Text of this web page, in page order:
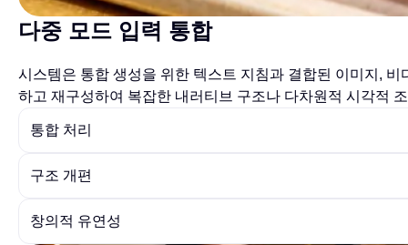
다중 모드 입력 통합
시스템은 통합 생성을 위한 텍스트 지침과 결합된 이미지,
하고 재구성하여 복잡한 내러티브 구조나 다차원적 시각적
통합 처리
구조 개편
창의적 유연성